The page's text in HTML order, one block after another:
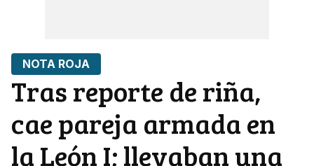
NOTA ROJA
Tras reporte de riña,
cae pareja armada en
la León I; llevaban una